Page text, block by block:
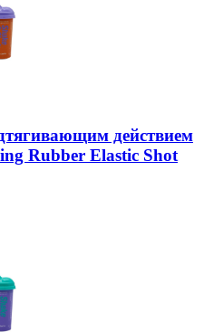
действием
Rubber Elastic Shot